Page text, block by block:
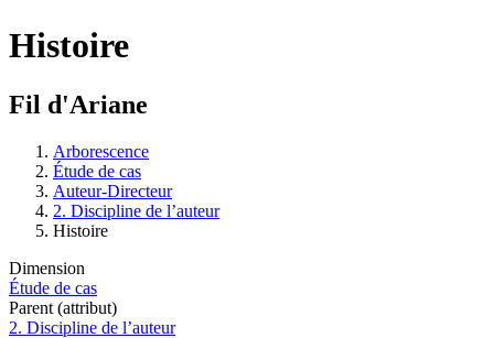
Histoire
Fil d'Ariane
Arborescence
Étude de cas
Auteur-Directeur
2. Discipline de l’auteur
Histoire
Dimension
Étude de cas
Parent (attribut)
2. Discipline de l’auteur